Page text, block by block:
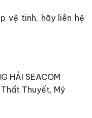
vệ tinh, hãy liên hệ
HẢI SEACOM
Thuyết, Mỹ